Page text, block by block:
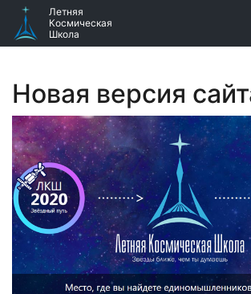
Летняя
Космическая
Школа
Новая версия